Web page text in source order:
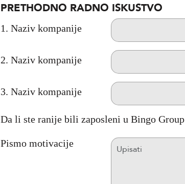
PRETHODNO RADNO ISKUSTVO
1. Naziv kompanije
2. Naziv kompanije
3. Naziv kompanije
Da li ste ranije bili zaposleni u Bingo Group
Pismo motivacije